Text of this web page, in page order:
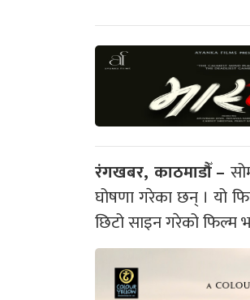
रंगखबर, काठमाडौँ –
घोषणा गरेका छन् । यो
छिटो साइन गरेको फिल्म